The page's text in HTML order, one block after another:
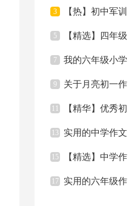
会【热门】
3 【热】初中军训
心得体会
5 【精选】四年级
妈妈作文300字集锦
九篇
7 我的六年级小学
作文锦集八篇
9 关于月亮初一作
文
11 【精华】优秀初
中作文集合五篇
13 实用的中学作文
锦集六篇
15 【精选】中学作
文600字汇总8篇
17 实用的六年级作